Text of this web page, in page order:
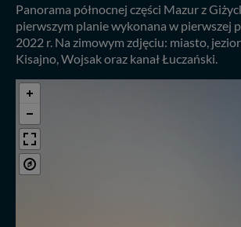
Panorama północnej części Mazur z
pierwszym planie wykonana w pierwszej
2022 r. Na zimowym zdjęciu: miasto,
Kisajno, Wojsak oraz kanał Łuczański.